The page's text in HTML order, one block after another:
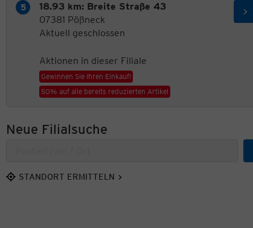
18.93 km: Breite Straße 43
07381 Pößneck
Aktuell geschlossen
Aktionen in dieser Filiale
Gewinnen Sie Ihren Einkauf!
50% auf alle bereits reduzierten Artikel
Neue Filialsuche
STANDORT ERMITTELN